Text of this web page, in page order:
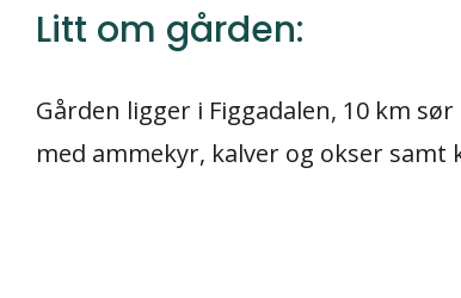
Litt om gården:
Gården ligger i Figgadalen, 10 km
med ammekyr, kalver og okser